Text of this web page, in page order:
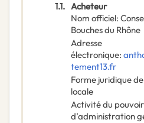
1.1. Acheteur
Nom officiel:
Bouches du Rhône
Adresse
électronique:
tement13.fr
Forme juridique
locale
Activité du
d’administration